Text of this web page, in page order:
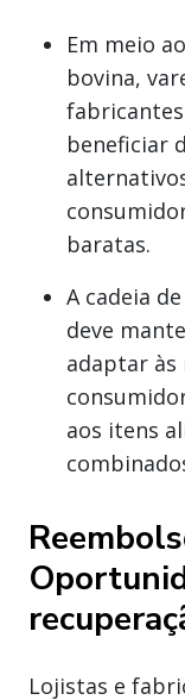
Em meio
bovina,
beneficiar
baratas.
A cadeia
deve
adaptar às
aos itens
Lojistas e